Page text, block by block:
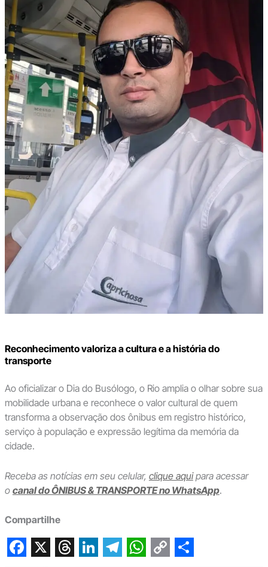
Reconhecimento valoriza a cultura e a história do
transporte
Ao oficializar o Dia do Busólogo, o Rio amplia o olhar sobre sua
mobilidade urbana e reconhece o valor cultural de quem
transforma a observação dos ônibus em registro histórico,
serviço à população e expressão legítima da memória da
cidade.
Receba as notícias em seu celular, clique aquipara acessar
o canal do ÔNIBUS & TRANSPORTE no WhatsApp.
Compartilhe